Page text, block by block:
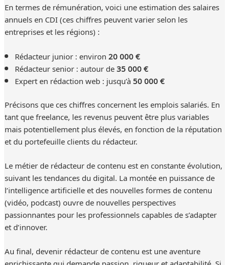
En termes de rémunération, voici une estimation des salaires
annuels en CDI (ces chiffres peuvent varier selon les
entreprises et les régions) :
Rédacteur junior : environ20 000 €
Rédacteur senior : autour de35 000 €
Expert en rédaction web : jusqu’à50 000 €
Précisons que ces chiffres concernent les emplois salariés. En
tant que freelance, les revenus peuvent être plus variables
mais potentiellement plus élevés, en fonction de la réputation
et du portefeuille clients du rédacteur.
Le métier de rédacteur de contenu est en constante évolution,
suivant les tendances du digital. La montée en puissance de
l’intelligence artificielle et des nouvelles formes de contenu
(vidéo, podcast) ouvre de nouvelles perspectives
passionnantes pour les professionnels capables de s’adapter
et d’innover.
Au final, devenir rédacteur de contenu est une aventure